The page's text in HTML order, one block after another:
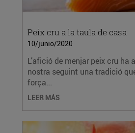
Peix cru a la taula de casa
10/junio/2020
L’afició de menjar peix cru ha
nostra seguint una tradició
força...
LEER MÁS